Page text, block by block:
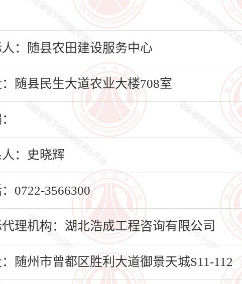
：随县农田建设服务中心
随县民生大道农业大楼708室
：史晓辉
0722-3566300
理机构：湖北浩成工程咨询有限公司
随州市曾都区胜利大道御景天城S11-112